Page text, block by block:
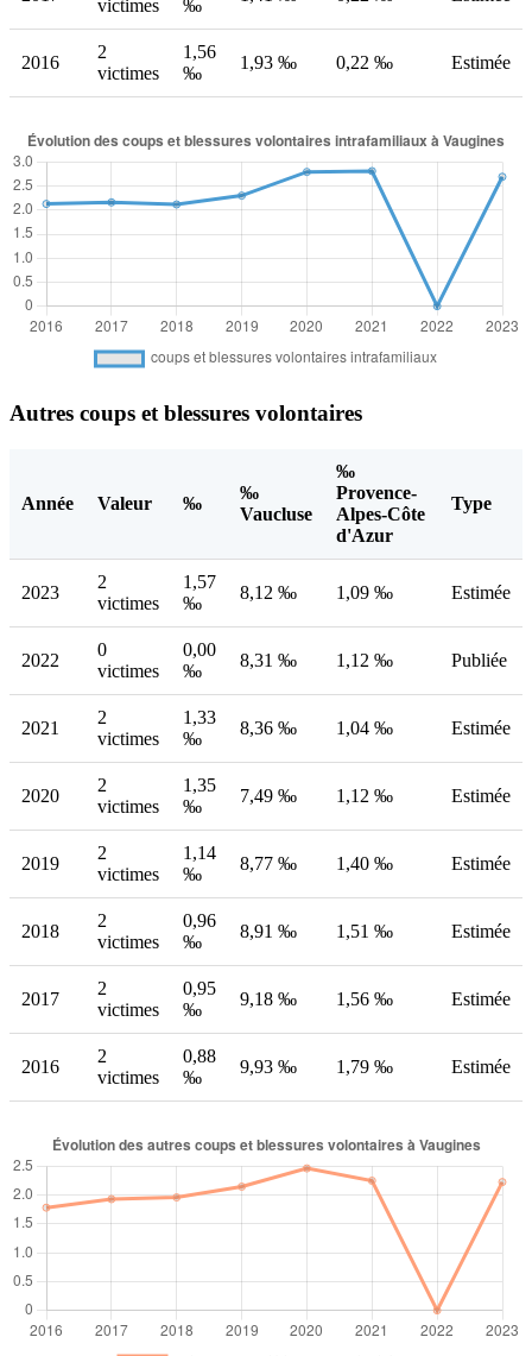
victimes ‰
2016
2
victimes
1,56
‰
1,93 ‰ 0,22 ‰ Estimée
Autres coups et blessures volontaires
Année Valeur ‰
‰
Vaucluse
‰
Provence-
Alpes-Côte
d'Azur
Type
2023
2
victimes
1,57
‰
8,12 ‰ 1,09 ‰ Estimée
2022
0
victimes
0,00
‰
8,31 ‰ 1,12 ‰ Publiée
2021
2
victimes
1,33
‰
8,36 ‰ 1,04 ‰ Estimée
2020
2
victimes
1,35
‰
7,49 ‰ 1,12 ‰ Estimée
2019
2
victimes
1,14
‰
8,77 ‰ 1,40 ‰ Estimée
2018
2
victimes
0,96
‰
8,91 ‰ 1,51 ‰ Estimée
2017
2
victimes
0,95
‰
9,18 ‰ 1,56 ‰ Estimée
2016
2
victimes
0,88
‰
9,93 ‰ 1,79 ‰ Estimée